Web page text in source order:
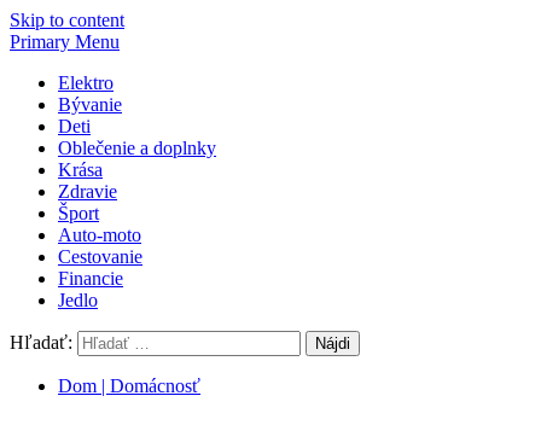
Skip to content
Primary Menu
Elektro
Bývanie
Deti
Oblečenie a doplnky
Krása
Zdravie
Šport
Auto-moto
Cestovanie
Financie
Jedlo
Hľadať:
Dom | Domácnosť